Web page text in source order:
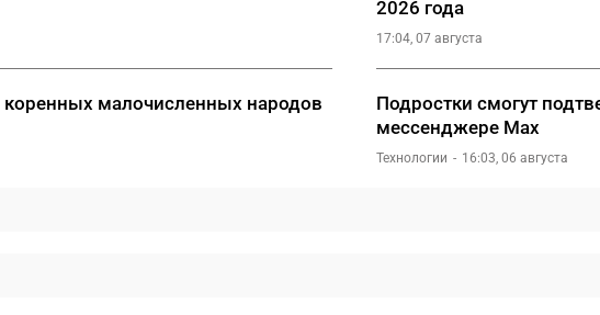
2026 года
17:04, 07 августа
малочисленных народов
Подростки смогут
мессенджере Мах
Технологии 16:03, 06 августа